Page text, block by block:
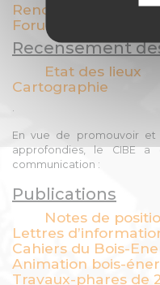
Rencontres
Forum
Recensement
Etat des lieux
Cartographie
.
En vue de promouvoir et
approfondies, le CIBE a
communication :
Publications
Notes de
Lettres
Cahiers du Bois-
Animation bois-
Travaux-phares de